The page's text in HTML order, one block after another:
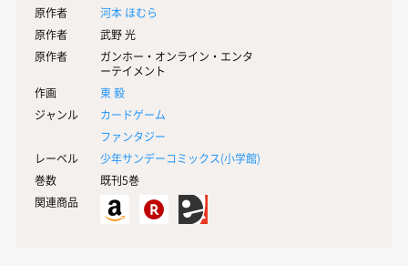
原作者
河本 ほむら
原作者
武野 光
原作者
ガンホー・オンライン・エンタ
ーテイメント
作画
東 毅
ジャンル
カードゲーム
ファンタジー
レーベル
少年サンデーコミックス(小学館)
巻数
既刊5巻
関連商品